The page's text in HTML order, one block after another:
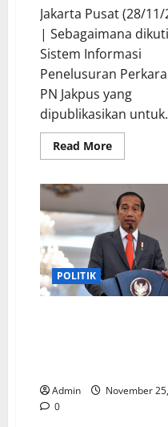
Jakarta Pusat (28/11/
| Sebagaimana
Sistem Informasi
Penelusuran Perkara
PN Jakpus yang
dipublikasikan
Read MoreRead
more
Kepala
BPN
Jakarta
Yang
Diadili
di
Kasus
263
Hadirkan
3
POLITIK
Admin
November
0